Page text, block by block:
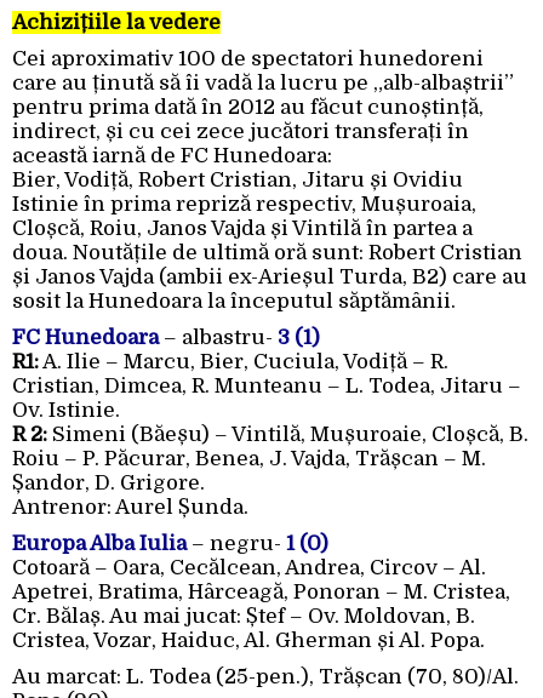
Achizițiile la vedere
Cei aproximativ 100 de spectatori hunedoreni
care au ținută să îi vadă la lucru pe „alb-albaștrii”
pentru prima dată în 2012 au făcut cunoștință,
indirect, și cu cei zece jucători transferați în
această iarnă de FC Hunedoara:
Bier, Vodiță, Robert Cristian, Jitaru și Ovidiu
Istinie în prima repriză respectiv, Mușuroaia,
Cloșcă, Roiu, Janos Vajda și Vintilă în partea a
doua. Noutățile de ultimă oră sunt: Robert Cristian
și Janos Vajda (ambii ex-Arieșul Turda, B2) care au
sosit la Hunedoara la începutul săptămânii.
FC Hunedoara– albastru- 3 (1)
R1:A. Ilie – Marcu, Bier, Cuciula, Vodiță – R.
Cristian, Dimcea, R. Munteanu – L. Todea, Jitaru –
Ov. Istinie.
R 2: Simeni (Băeșu) – Vintilă, Mușuroaie, Cloșcă, B.
Roiu – P. Păcurar, Benea, J. Vajda, Trășcan – M.
Șandor, D. Grigore.
Antrenor: Aurel Șunda.
Europa Alba Iulia– negru- 1 (0)
Cotoară – Oara, Cecălcean, Andrea, Circov – Al.
Apetrei, Bratima, Hârceagă, Ponoran – M. Cristea,
Cr. Bălaș. Au mai jucat: Ștef – Ov. Moldovan, B.
Cristea, Vozar, Haiduc, Al. Gherman și Al. Popa.
Au marcat: L. Todea (25-pen.), Trășcan (70, 80)/Al.